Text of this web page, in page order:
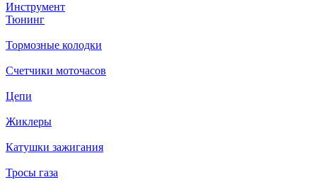
Инструмент
Тюнинг
Тормозные колодки
Счетчики моточасов
Цепи
Жиклеры
Катушки зажигания
Тросы газа